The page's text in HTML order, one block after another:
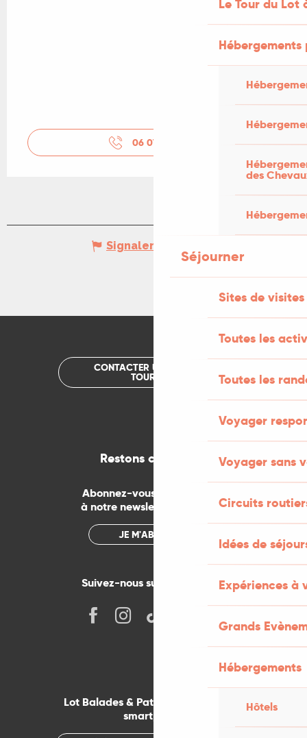
Le Tour du Lot
des
Séjourner
Sites de visites
Toutes les
Toutes les
Voyager
Voyager sans
Circuits
Idées de
Expériences à
Grands
Hébergements
Hôtels
06 07 81 11
Signaler une erreur
CONTACTER UN OFFICE DE
TOURISME
Restons connectés
Abonnez-vous gratuitement
à notre newsletter mensuelle
JE M'ABONNE
Suivez-nous sur les réseaux !
Lot Balades & Patrimoines sur votre
smartphone